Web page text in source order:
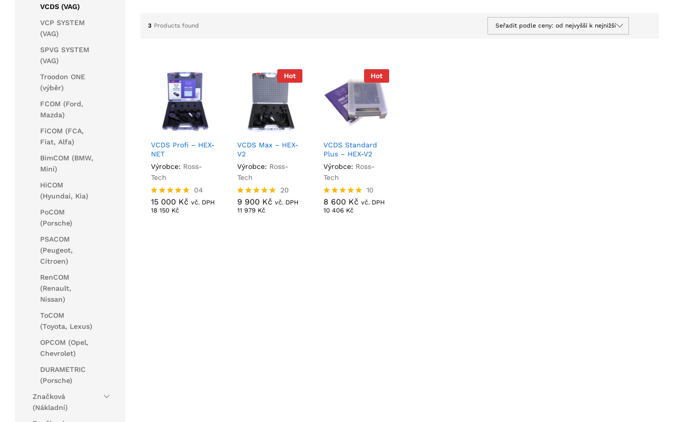
3 Products found Seřadit podle ceny: od nejvyšší k nejnižší
VCDS Profi – HEX-
NET
Výrobce: Ross-
Tech
Hodnocení
5.00
04
15 000 Kč vč. DPH
18 150 Kč
15 000Kč
18 150Kč
Hot
VCDS Max – HEX-
V2
Výrobce: Ross-
Tech
Hodnocení
5.00
20
9 900 Kč vč. DPH
11 979 Kč
9 900Kč
11 979Kč
Hot
VCDS Standard
Plus – HEX-V2
Výrobce: Ross-
Tech
Hodnocení
5.00
10
8 600 Kč vč. DPH
10 406 Kč
8 600Kč
10 406 Kč
VCDS (VAG)
VCP SYSTEM
(VAG)
SPVG SYSTEM
(VAG)
Troodon ONE
(výběr)
FCOM (Ford,
Mazda)
FiCOM (FCA,
Fiat, Alfa)
BimCOM (BMW,
Mini)
HiCOM
(Hyundai, Kia)
PoCOM
(Porsche)
PSACOM
(Peugeot,
Citroen)
RenCOM
(Renault,
Nissan)
ToCOM
(Toyota, Lexus)
OPCOM (Opel,
Chevrolet)
DURAMETRIC
(Porsche)
Značková
(Nákladní)